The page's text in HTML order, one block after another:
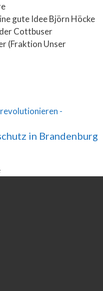
gute Idee Björn Höcke
Cottbuser
(Fraktion Unser
in Brandenburg